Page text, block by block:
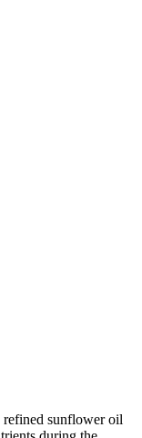
sunflower oil